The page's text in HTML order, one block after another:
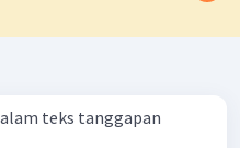
teks tanggapan